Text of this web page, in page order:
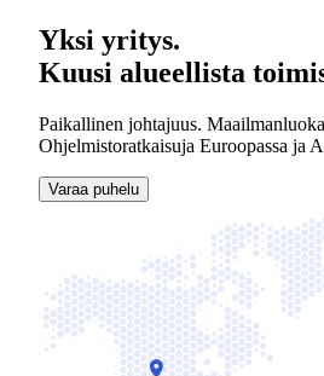
Yksi yritys.
Kuusi alueellista
Paikallinen johtajuus.
Ohjelmistoratkaisuja Euroopassa ja
Varaa puhelu